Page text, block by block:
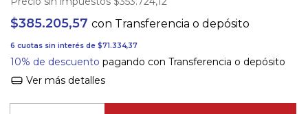
$385.205,57 con Transferencia o depósito
6 cuotas sin interés de $71.334,37
10% de descuento pagando con Transferencia o depósito
Ver más detalles